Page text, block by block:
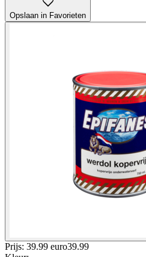
Opslaan in Favorieten
Prijs: 39.99 euro39.99